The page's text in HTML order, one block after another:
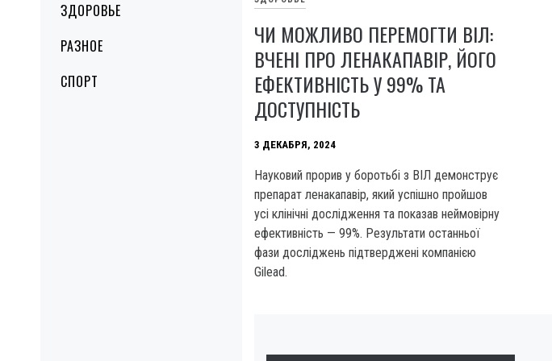
ЗДОРОВЬЕ
РАЗНОЕ
СПОРТ
ЧИ МОЖЛИВО ПЕРЕМОГТИ ВІЛ:
ВЧЕНІ ПРО ЛЕНАКАПАВІР, ЙОГО
ЕФЕКТИВНІСТЬ У 99% ТА
ДОСТУПНІСТЬ
3 ДЕКАБРЯ, 2024
Науковий прорив у боротьбі з ВІЛ демонструє
препарат ленакапавір, який успішно пройшов
усі клінічні дослідження та показав неймовірну
ефективність — 99%. Результати останньої
фази досліджень підтверджені компанією
Gilead.